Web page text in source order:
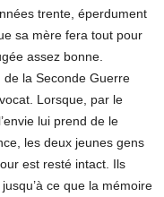
trente, éperdument
sa mère fera tout pour
assez bonne.
la Seconde Guerre
Lorsque, par le
lui prend de le
les deux jeunes gens
est resté intact. Ils
ce que la mémoire